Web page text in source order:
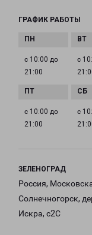
ГРАФИК РАБОТЫ
с 10:00 до
21:00
с
с 10:00 до
21:00
с
ЗЕЛЕНОГРАД
Россия,
Солнечногорск,
Искра, с2С